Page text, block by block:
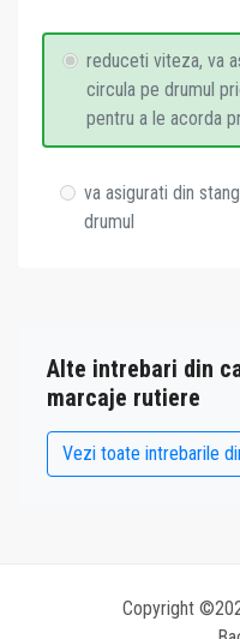
reduceti viteza, va
circula pe drumul
pentru a le acorda
va asigurati din
drumul
Alte intrebari din
marcaje rutiere
Vezi toate intrebarile
Copyright